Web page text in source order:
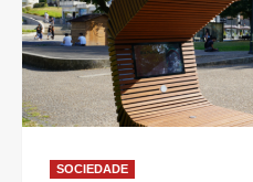
SOCIEDADE